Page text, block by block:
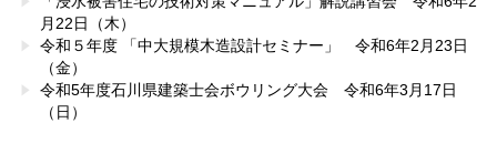
月22日（木）
令和５年度 「中大規模木造設計セミナー」 令和6年2月23日
（金）
令和5年度石川県建築士会ボウリング大会 令和6年3月17日
（日）